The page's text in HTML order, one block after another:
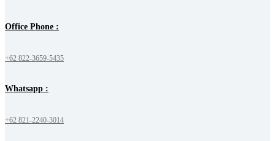
Office Phone :
+62 822-3659-5435
Whatsapp :
+62 821-2240-3014